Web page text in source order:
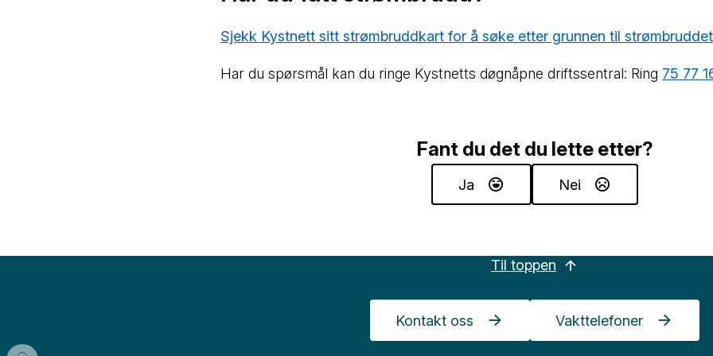
Sjekk Kystnett sitt strømbruddkart for å søke etter grunnen til
Har du spørsmål kan du ringe Kystnetts døgnåpne driftssentral: Ring 75 77
Fant du det du lette etter?
Ja Nei
Til toppen
Kontakt oss Vakttelefoner